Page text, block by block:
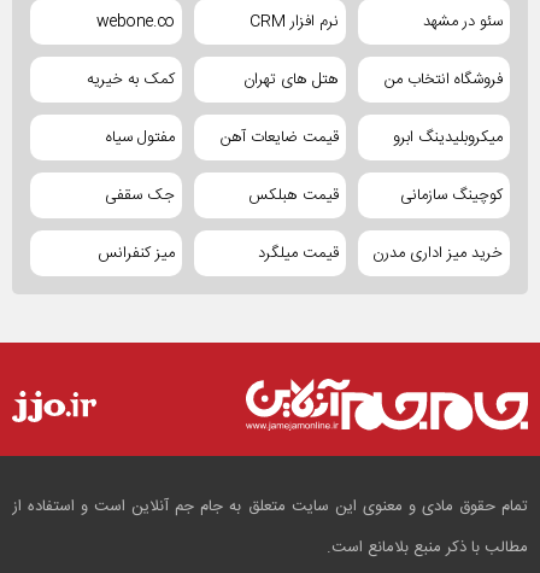
سئو در مشهد نرم افزار CRM webone.co
فروشگاه انتخاب من هتل های تهران کمک به خیریه
میکروبلیدینگ ابرو قیمت ضایعات آهن مفتول سیاه
کوچینگ سازمانی قیمت هبلکس جک سقفی
خرید میز اداری مدرن قیمت میلگرد میز کنفرانس
تمام حقوق مادی و معنوی این سایت متعلق به جام جم آنلاین است و استفاده از
مطالب با ذکر منبع بلامانع است.